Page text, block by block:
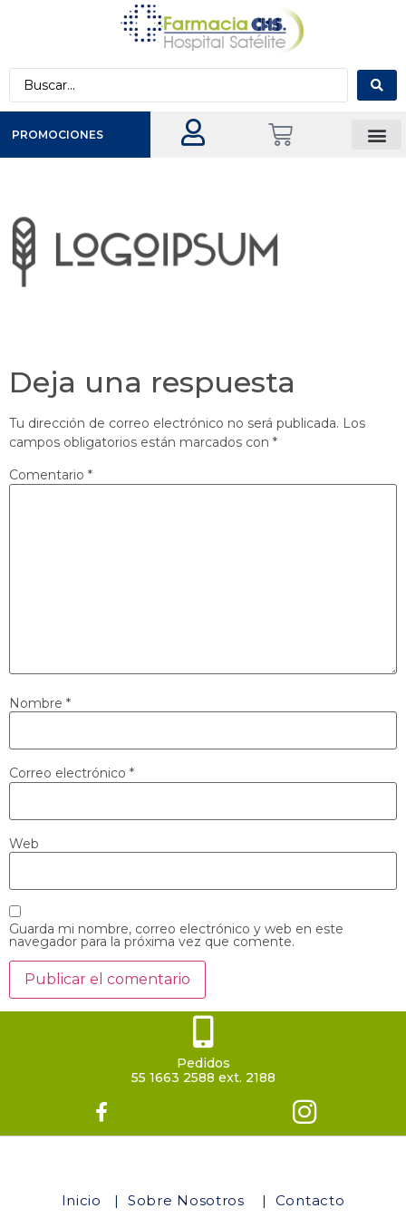
PROMOCIONES
Deja una respuesta
Tu dirección de correo electrónico no será publicada. Los
campos obligatorios están marcados con *
Comentario *
Nombre *
Correo electrónico *
Web
Guarda mi nombre, correo electrónico y web en este
navegador para la próxima vez que comente.
Pedidos
55 1663 2588 ext. 2188
Inicio |Sobre Nosotros | Contacto